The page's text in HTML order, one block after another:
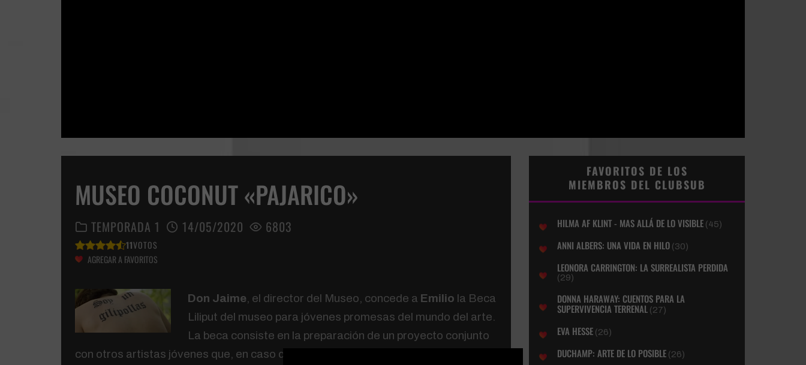
MUSEO COCONUT «PAJARICO»
TEMPORADA 1 14/05/2020 6803
11VOTOS
AGREGAR A FAVORITOS
Don Jaime, el director del Museo, concede a Emilio la Beca
Liliput del museo para jóvenes promesas del mundo del arte.
La beca consiste en la preparación de un proyecto conjunto
con otros artistas jóvenes que, en caso de ser premiado, se expondrá en el museo.
FAVORITOS DE LOS
MIEMBROS DEL CLUBSUB
HILMA AF KLINT - MAS ALLÁ DE LO VISIBLE (45)
ANNI ALBERS: UNA VIDA EN HILO (30)
LEONORA CARRINGTON: LA SURREALISTA PERDIDA
(29)
DONNA HARAWAY: CUENTOS PARA LA
SUPERVIVENCIA TERRENAL (27)
EVA HESSE (26)
DUCHAMP: ARTE DE LO POSIBLE (26)